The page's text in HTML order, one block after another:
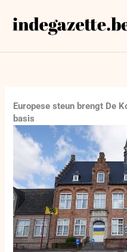
naar
Europese steun brengt De
basis